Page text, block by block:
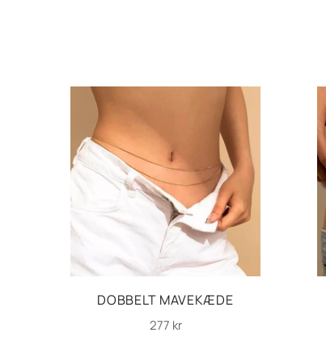
DOBBELT MAVEKÆDE
Normalpris
277 kr